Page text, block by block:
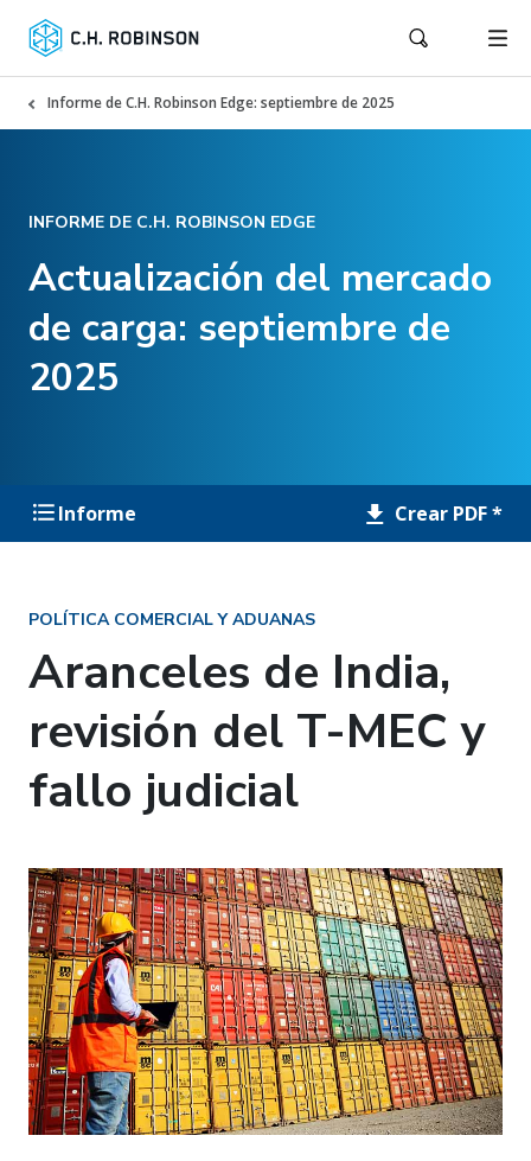
Informe de C.H. Robinson Edge: septiembre de 2025
INFORME DE C.H. ROBINSON EDGE
Actualización del mercado
de carga: septiembre de
2025
Informe Crear PDF *
POLÍTICA COMERCIAL Y ADUANAS
Aranceles de India,
revisión del T-MEC y
fallo judicial